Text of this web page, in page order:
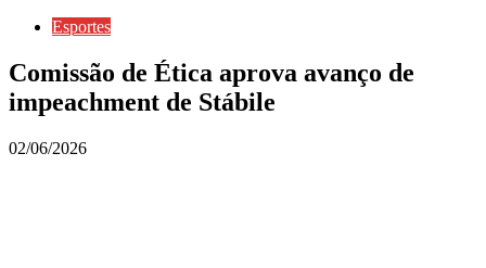
Esportes
Comissão de Ética aprova avanço de
impeachment de Stábile
02/06/2026